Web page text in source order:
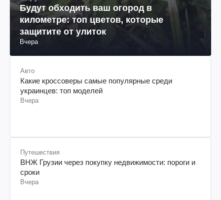
Будут обходить ваш огород в
километре: топ цветов, которые
защитите от улиток
Вчера
Авто
Какие кроссоверы самые популярные среди
украинцев: топ моделей
Вчера
Путешествия
ВНЖ Грузии через покупку недвижимости: пороги и
сроки
Вчера